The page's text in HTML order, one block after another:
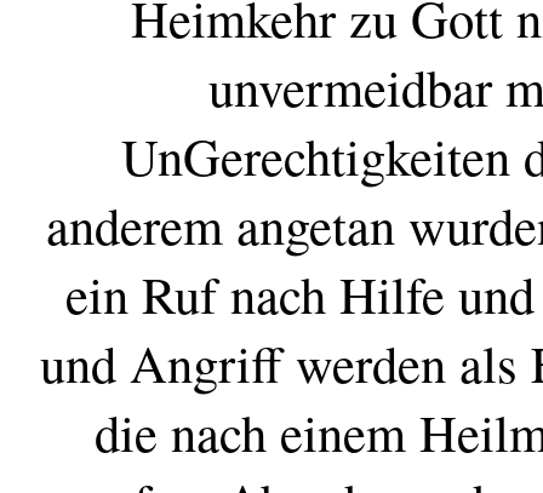
Heimkehr zu Gott
unvermeidbar
UnGerechtigkeiten
anderem angetan
ein Ruf nach Hilfe
und Angriff werden als
die nach einem